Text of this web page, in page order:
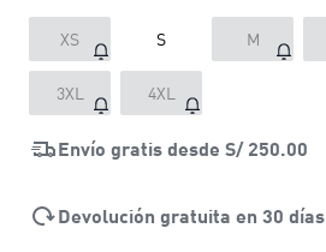
XS S M
3XL 4XL
Envío gratis desde S/ 250.00
Devolución gratuita en 30 días